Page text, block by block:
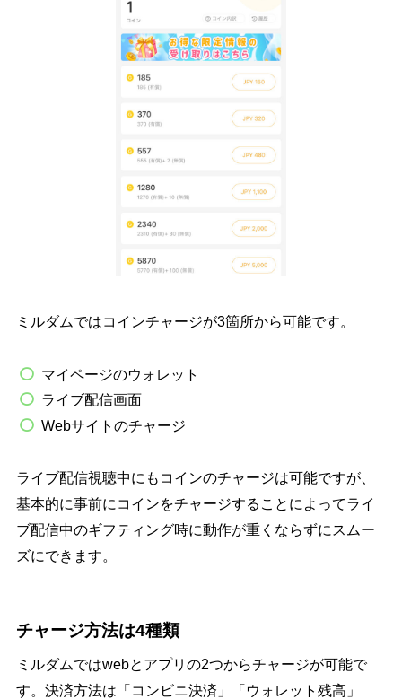
ミルダムではコインチャージが3箇所から可能です。
マイページのウォレット
ライブ配信画面
Webサイトのチャージ
ライブ配信視聴中にもコインのチャージは可能ですが、
基本的に事前にコインをチャージすることによってライ
ブ配信中のギフティング時に動作が重くならずにスムー
ズにできます。
チャージ方法は4種類
ミルダムではwebとアプリの2つからチャージが可能で
す。決済方法は「コンビニ決済」「ウォレット残高」